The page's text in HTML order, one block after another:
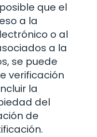
que el
a la
o al
a la
se puede
verificación
la
del
de